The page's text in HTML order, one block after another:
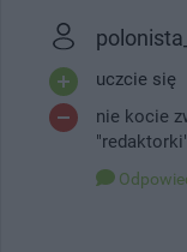
uczcie się
nie kocie
"redaktorki"